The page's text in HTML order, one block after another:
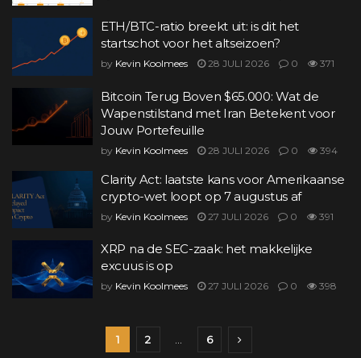
ETH/BTC-ratio breekt uit: is dit het
startschot voor het altseizoen?
by Kevin Koolmees 28 JULI 2026 0 371
Bitcoin Terug Boven $65.000: Wat de
Wapenstilstand met Iran Betekent voor
Jouw Portefeuille
by Kevin Koolmees 28 JULI 2026 0 394
Clarity Act: laatste kans voor Amerikaanse
crypto-wet loopt op 7 augustus af
by Kevin Koolmees 27 JULI 2026 0 391
XRP na de SEC-zaak: het makkelijke
excuus is op
by Kevin Koolmees 27 JULI 2026 0 398
1 2 6